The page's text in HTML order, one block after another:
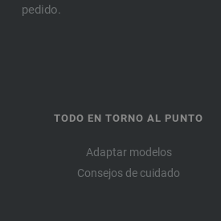
pedido.
TODO EN TORNO AL PUNTO
Adaptar modelos
Consejos de cuidado